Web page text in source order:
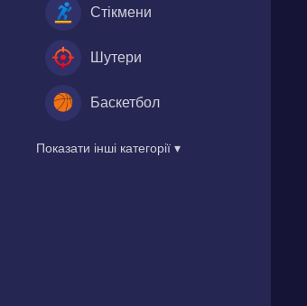
Стікмени
Шутери
Баскетбол
Показати інші категорії ▾